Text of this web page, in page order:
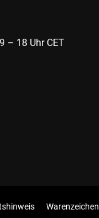
– 18 Uhr CET
Warenzeichen